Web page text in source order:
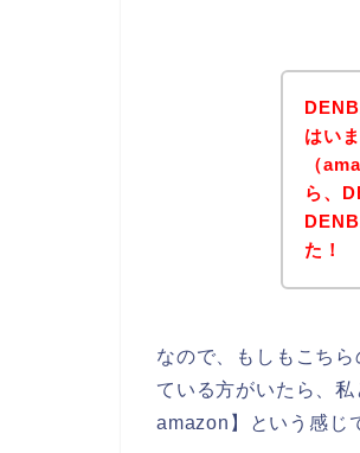
はい
（
ら、
た！
なので、もしもこち
ている方がいたら、
amazon】という感じ